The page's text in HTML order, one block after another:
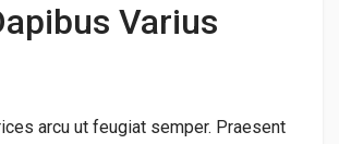
Varius
arcu ut feugiat semper. Praesent